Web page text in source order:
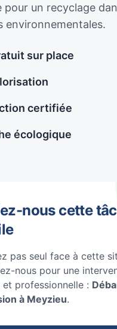
pour un recyclage
environnementales.
sur place
certifiée
écologique
nous cette
pas seul face à cette
nous pour une
professionnelle :
à Meyzieu.